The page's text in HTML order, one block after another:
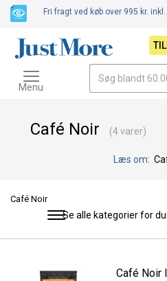
Café Noir (4 varer)
Læs om:
Café Noir
Se alle kategorier for
Toggle
Café Noir
Fri fragt ved køb over 995 kr.
Toggle
navigation
Menu